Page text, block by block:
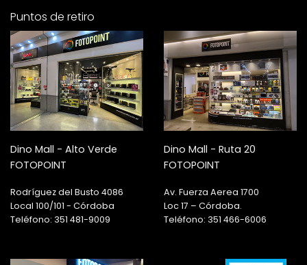
Puntos de retiro
Dino Mall - Alto Verde
FOTOPOINT
Rodríguez del Busto 4086
Local 100/101 - Córdoba
Teléfono: 351 481-9009
Dino Mall - Ruta 20
FOTOPOINT
Av. Fuerza Aerea 1700
Loc 17 – Córdoba.
Teléfono: 351 466-6006